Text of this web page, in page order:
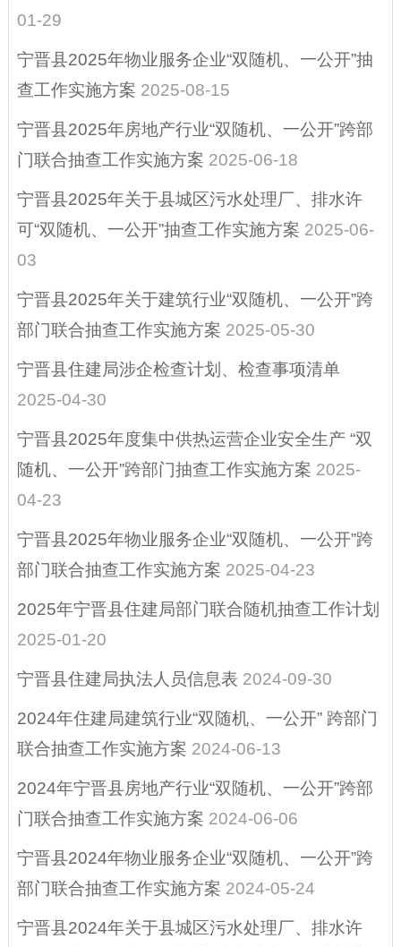
重点领域信息公开
征地信息
其他
县域商业建设行动
（电子商务进农村
重大决策
01-29
宁晋县2025年物业服务企业“双随机、一公开”抽
查工作实施方案 2025-08-15
宁晋县2025年房地产行业“双随机、一公开”跨部
门联合抽查工作实施方案 2025-06-18
宁晋县2025年关于县城区污水处理厂、排水许
可“双随机、一公开”抽查工作实施方案 2025-06-
03
宁晋县2025年关于建筑行业“双随机、一公开”跨
部门联合抽查工作实施方案 2025-05-30
宁晋县住建局涉企检查计划、检查事项清单
2025-04-30
宁晋县2025年度集中供热运营企业安全生产 “双
随机、一公开”跨部门抽查工作实施方案 2025-
04-23
宁晋县2025年物业服务企业“双随机、一公开”跨
部门联合抽查工作实施方案 2025-04-23
2025年宁晋县住建局部门联合随机抽查工作计划
2025-01-20
宁晋县住建局执法人员信息表 2024-09-30
2024年住建局建筑行业“双随机、一公开” 跨部门
联合抽查工作实施方案 2024-06-13
2024年宁晋县房地产行业“双随机、一公开”跨部
门联合抽查工作实施方案 2024-06-06
宁晋县2024年物业服务企业“双随机、一公开”跨
部门联合抽查工作实施方案 2024-05-24
宁晋县2024年关于县城区污水处理厂、排水许